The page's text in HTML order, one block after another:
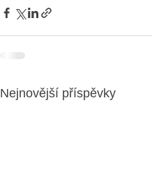
Nejnovější příspěvky